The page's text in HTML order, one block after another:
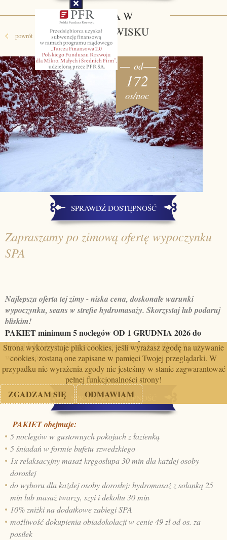
ZIMA W
UZDROWISKU
powrót
od
172
os/noc
SPRAWDŹ DOSTĘPNOŚĆ
Zapraszamy po zimową ofertę wypoczynku
SPA
Najlepsza oferta tej zimy - niska cena, doskonałe warunki
wypoczynku, seans w strefie hydromasaży. Skorzystaj lub podaruj
bliskim!
PAKIET minimum 5 noclegów OD 1 GRUDNIA 2026 do
końca LUTEGO 2027 (z wyłączeniem Świąt i długich
weekendów)
SPRAWDŹ DOSTĘPNOŚĆ
PAKIET obejmuje:
5 noclegów w gustownych pokojach z łazienką
5 śniadań w formie bufetu szwedzkiego
1x relaksacyjny masaż kręgosłupa 30 min dla każdej osoby
dorosłej
do wyboru dla każdej osoby dorosłej: hydromasaż z solanką 25
min lub masaż twarzy, szyi i dekoltu 30 min
10% zniżki na dodatkowe zabiegi SPA
możliwość dokupienia obiadokolacji w cenie 49 zł od os. za
posiłek
Strona wykorzystuje pliki cookies, jeśli wyrażasz zgodę na używanie
cookies, zostaną one zapisane w pamięci Twojej przeglądarki. W
przypadku nie wyrażenia zgody nie jesteśmy w stanie zagwarantować
pełnej funkcjonalności strony!
ZGADZAM SIĘ ODMAWIAM